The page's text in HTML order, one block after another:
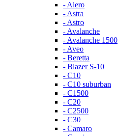
- Alero
- Astra
- Astro
- Avalanche
- Avalanche 1500
- Aveo
- Beretta
- Blazer S-10
- C10
- C10 suburban
- C1500
- C20
- C2500
- C30
- Camaro